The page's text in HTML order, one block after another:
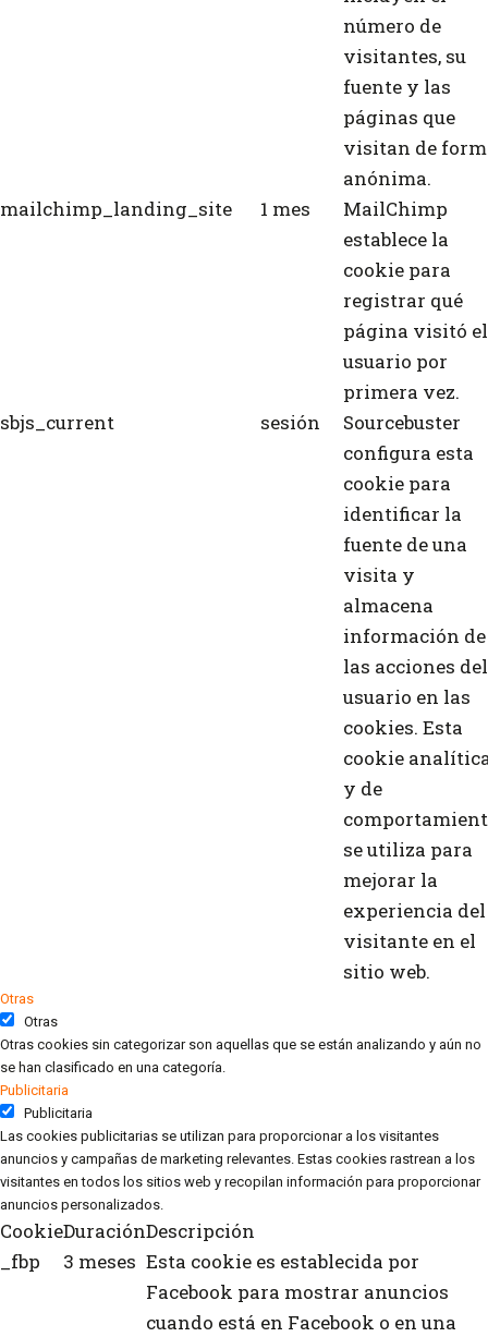
número de
visitantes, su
fuente y las
páginas que
visitan de
anónima.
mailchimp_landing_site
1 mes
MailChimp
establece la
cookie para
registrar qué
página visitó el
usuario por
primera vez.
sbjs_current
sesión
Sourcebuster
configura esta
cookie para
identificar la
fuente de una
visita y
almacena
información de
las acciones del
usuario en las
cookies. Esta
cookie
y de
se utiliza para
mejorar la
experiencia del
visitante en el
sitio web.
Otras
Otras
Otras cookies sin categorizar son aquellas que se están analizando y aún no
se han clasificado en una categoría.
Publicitaria
Publicitaria
Las cookies publicitarias se utilizan para proporcionar a los visitantes
anuncios y campañas de marketing relevantes. Estas cookies rastrean a los
visitantes en todos los sitios web y recopilan información para proporcionar
anuncios personalizados.
CookieDuraciónDescripción
_fbp
3 meses Esta cookie es establecida por
Facebook para mostrar anuncios
cuando está en Facebook o en una